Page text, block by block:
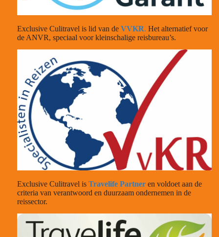
Exclusive Culitravel is lid van de VVKR. Het alternatief voor
de ANVR, speciaal voor kleinschalige reisbureau’s.
Exclusive Culitravel is Travelife Partner en voldoet aan de
criteria van verantwoord en duurzaam ondernemen in de
reissector.